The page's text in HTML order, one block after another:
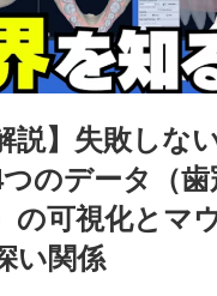
説】失敗しな
のデータ（歯
の可視化とマ
い関係